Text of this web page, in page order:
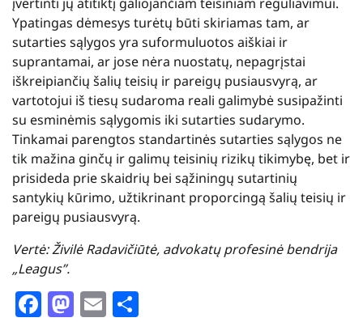
Ypatingas dėmesys turėtų būti skiriamas tam, ar
sutarties sąlygos yra suformuluotos aiškiai ir
suprantamai, ar jose nėra nuostatų, nepagrįstai
iškreipiančių šalių teisių ir pareigų pusiausvyrą, ar
vartotojui iš tiesų sudaroma reali galimybė susipažinti
su esminėmis sąlygomis iki sutarties sudarymo.
Tinkamai parengtos standartinės sutarties sąlygos ne
tik mažina ginčų ir galimų teisinių rizikų tikimybę, bet ir
prisideda prie skaidrių bei sąžiningų sutartinių
santykių kūrimo, užtikrinant proporcingą šalių teisių ir
pareigų pusiausvyrą.
Vertė: Živilė Radavičiūtė, advokatų profesinė bendrija
„Leagus”.
Facebook
Mastodon
Email